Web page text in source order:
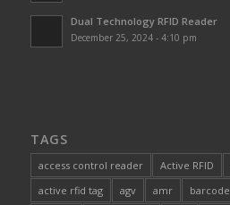
Dual Technology RFID Reader
December 25, 2024 - 4:10 pm
TAGS
access control reader Active RFID
active rfid tag
agv amr barcode